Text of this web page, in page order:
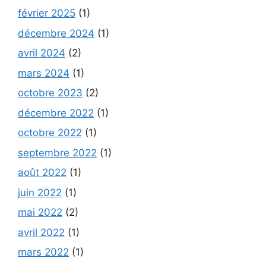
février 2025 (1)
décembre 2024 (1)
avril 2024 (2)
mars 2024 (1)
octobre 2023 (2)
décembre 2022 (1)
octobre 2022 (1)
septembre 2022 (1)
août 2022 (1)
juin 2022 (1)
mai 2022 (2)
avril 2022 (1)
mars 2022 (1)